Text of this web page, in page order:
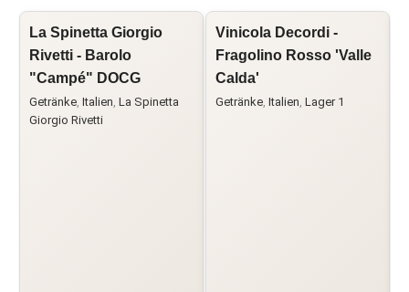
La Spinetta Giorgio
Rivetti - Barolo
"Campé" DOCG
Getränke, Italien, La Spinetta
Giorgio Rivetti
Vinicola Decordi -
Fragolino Rosso 'Valle
Calda'
Getränke, Italien, Lager 1